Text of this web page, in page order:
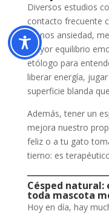
Diversos estudios
contacto frecuente
menos ansiedad,
mayor equilibrio
etólogo para
liberar energía,
superficie blanda
Además, tener un
mejora nuestro
feliz o a tu gato
tierno: es
Césped natural:
toda mascota
Hoy en día, hay